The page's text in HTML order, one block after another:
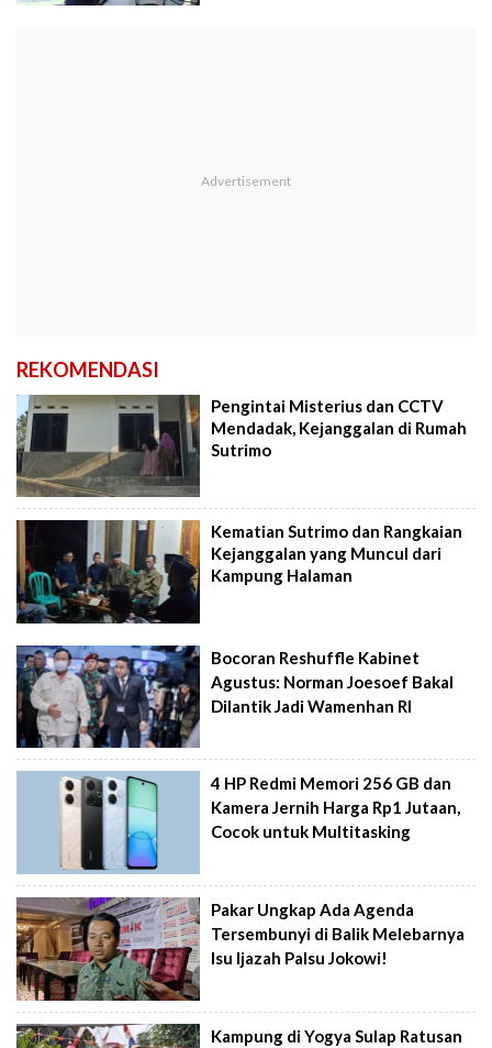
REKOMENDASI
Pengintai Misterius dan CCTV
Mendadak, Kejanggalan di Rumah
Sutrimo
Kematian Sutrimo dan Rangkaian
Kejanggalan yang Muncul dari
Kampung Halaman
Bocoran Reshuffle Kabinet
Agustus: Norman Joesoef Bakal
Dilantik Jadi Wamenhan RI
4 HP Redmi Memori 256 GB dan
Kamera Jernih Harga Rp1 Jutaan,
Cocok untuk Multitasking
Pakar Ungkap Ada Agenda
Tersembunyi di Balik Melebarnya
Isu Ijazah Palsu Jokowi!
Kampung di Yogya Sulap Ratusan